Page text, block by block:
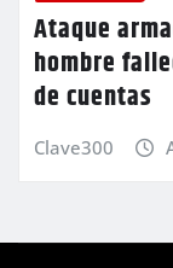
Ataque
hombre
de cuentas
Clave300